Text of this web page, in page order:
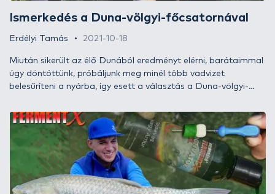
Ismerkedés a Duna-völgyi-főcsatornával
Erdélyi Tamás 2021-10-18
Miután sikerült az élő Dunából eredményt elérni, barátaimmal
úgy döntöttünk, próbáljunk meg minél több vadvizet
belesűríteni a nyárba, így esett a választás a Duna-völgyi-
innen, ez elég indíttatás volt ahhoz, hogy elinduljunk helyet
keresni a következő kalandunkhoz. Hogy miként oldottuk mi
ezt meg? Tartsatok velem és mindent elárulok…